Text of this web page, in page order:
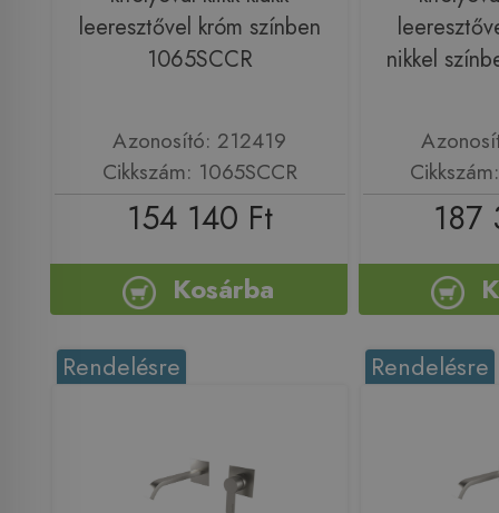
leeresztővel króm színben
1065SCCR
Azonosító: 212419
Cikkszám: 1065SCCR
154 140 Ft
Kosárba
nikkel
187
Rendelésre Rendelésre